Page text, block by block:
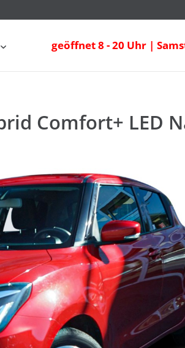
geöffnet 8 - 20 Uhr |
Comfort+ LED Navi
Comfort+ LED